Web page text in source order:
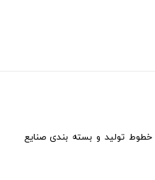
خطوط تولید و بسته بندی صنایع